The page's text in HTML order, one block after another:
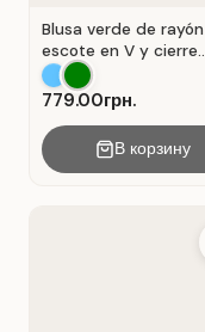
Blusa verde de
escote en V y cierre
Verde .
779.00грн.
В корзину